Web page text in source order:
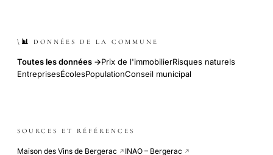
\📊 DONNÉES DE LA COMMUNE
Toutes les données →Prix de l'immobilierRisques naturels
EntreprisesÉcolesPopulationConseil municipal
SOURCES ET RÉFÉRENCES
Maison des Vins de Bergerac ↗ INAO – Bergerac ↗